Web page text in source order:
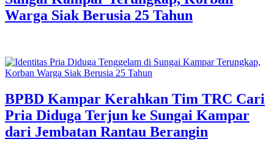
Warga Siak Berusia 25 Tahun
BPBD Kampar Kerahkan Tim TRC Cari
Pria Diduga Terjun ke Sungai Kampar
dari Jembatan Rantau Berangin